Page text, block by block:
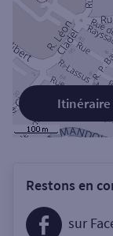
Itinéraire
Restons en
sur